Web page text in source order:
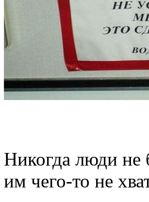
Никогда люди не
им чего-то не